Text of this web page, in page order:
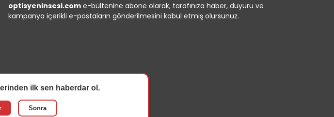
optisyeninsesi.com e-bültenine abone olarak, tarafınıza haber, duyuru ve
kampanya içerikli e-postaların gönderilmesini kabul etmiş olursunuz.
ilk sen haberdar ol.
Sonra